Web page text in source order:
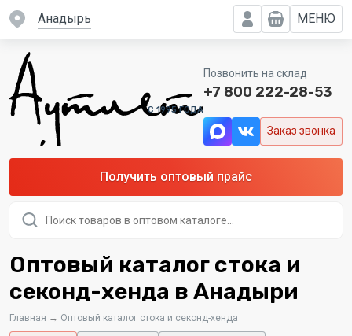
Анадырь МЕНЮ
C 1995 ГОДА
Позвонить на склад
+7 800 222-28-53
Заказ звонка
Получить оптовый прайс
товаров
Оптовый каталог стока и
секонд-хенда в Анадыри
Главная → Оптовый каталог стока и секонд-хенда